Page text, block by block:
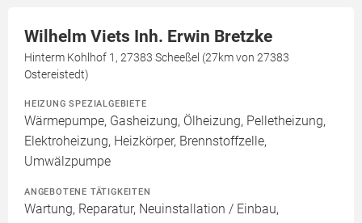
Wilhelm Viets Inh. Erwin Bretzke
Hinterm Kohlhof 1, 27383 Scheeßel (27km von 27383
Ostereistedt)
HEIZUNG SPEZIALGEBIETE
Wärmepumpe, Gasheizung, Ölheizung, Pelletheizung,
Elektroheizung, Heizkörper, Brennstoffzelle,
Umwälzpumpe
ANGEBOTENE TÄTIGKEITEN
Wartung, Reparatur, Neuinstallation / Einbau,